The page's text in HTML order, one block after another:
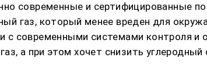
современные и сертифицированные
газ, который менее вреден для
с современными системами контроля
а при этом хочет снизить углеродный